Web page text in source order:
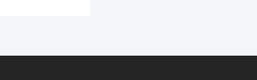
企业实力…